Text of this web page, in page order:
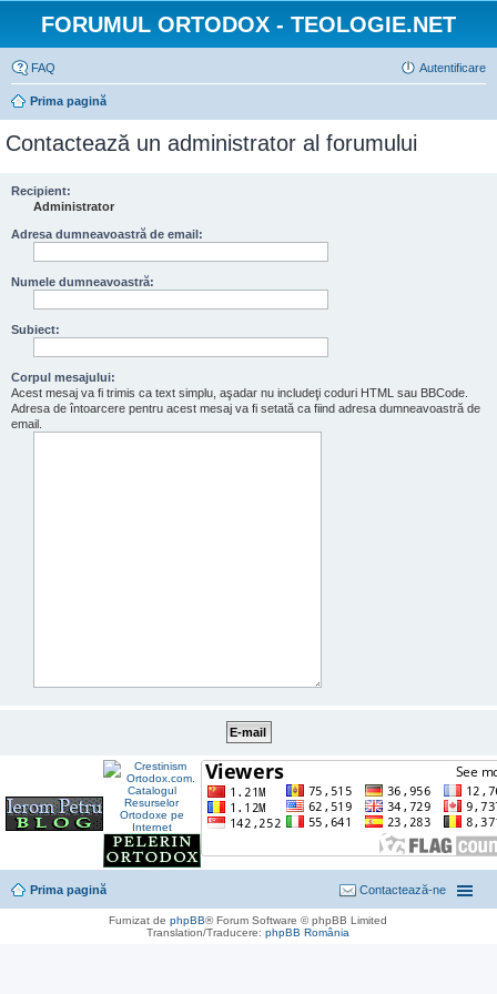
FORUMUL ORTODOX - TEOLOGIE.NET
FAQ Autentificare
Prima pagină
Contactează un administrator al forumului
Recipient:
Administrator
Adresa dumneavoastră de email:
Numele dumneavoastră:
Subiect:
Corpul mesajului:
Acest mesaj va fi trimis ca text simplu, aşadar nu includeţi coduri HTML sau BBCode.
Adresa de întoarcere pentru acest mesaj va fi setată ca fiind adresa dumneavoastră de
email.
Prima pagină Contactează-ne
Furnizat dephpBB® Forum Software © phpBB Limited
Translation/Traducere:phpBB România